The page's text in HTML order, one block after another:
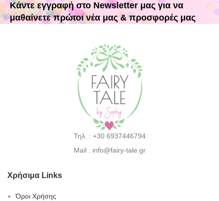
Κάντε εγγραφή στο Newsletter μας για να
μαθαίνετε πρώτοι νέα μας & προσφορές μας
Τηλ. : +30 6937446794
Mail : info@fairy-tale.gr
Χρήσιμα Links
Όροι Χρήσης